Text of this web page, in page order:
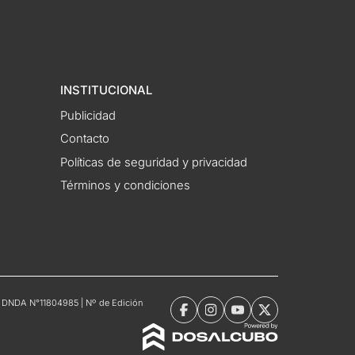
INSTITUCIONAL
Publicidad
Contacto
Políticas de seguridad y privacidad
Términos y condiciones
N°11804985 | Nº de Edición